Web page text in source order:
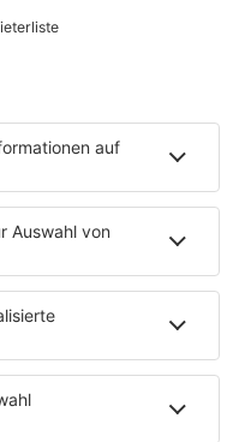
von
auch für die Nutzung
der
Für den
die deutsche